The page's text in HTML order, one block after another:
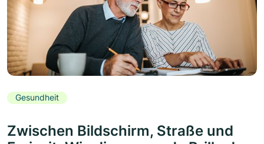
Gesundheit
Zwischen Bildschirm, Straße und